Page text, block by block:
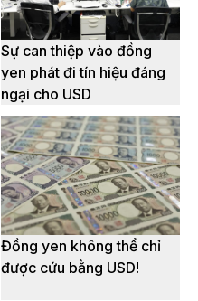
Sự can thiệp vào đồng
yen phát đi tín hiệu đáng
ngại cho USD
Đồng yen không thể chỉ
được cứu bằng USD!